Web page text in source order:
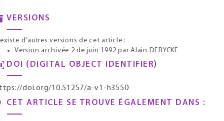
VERSIONS
d'autres versions de cet article :
Version archivée 2 de juin 1992 par Alain DERYCKE
DOI (DIGITAL OBJECT IDENTIFIER)
doi.org/10.51257/a-v1-h3550
CET ARTICLE SE TROUVE ÉGALEMENT DANS :